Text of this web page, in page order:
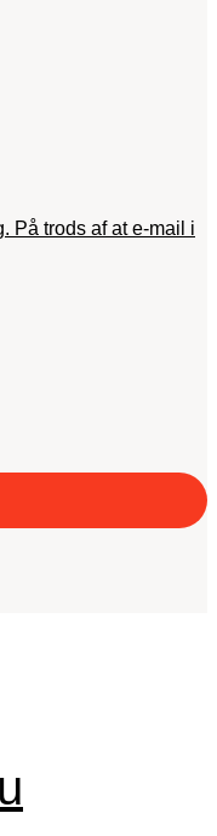
På trods af at e-mail i